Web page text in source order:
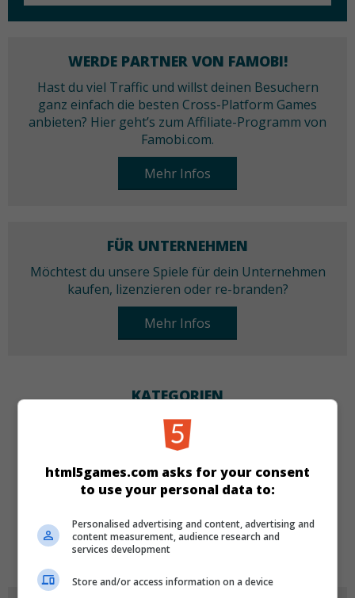
WERDE PARTNER VON FAMOBI!
Hast du viel Traffic und willst deinen Besuchern
ganz einfach die besten Cross-Platform Games
anbieten? Hier geht’s zum Affiliate-Programm von
Famobi.com.
Mehr Infos
FÜR UNTERNEHMEN
Möchtest du unsere Spiele für dein Unternehmen
kaufen, lizenzieren oder re-branden?
Mehr Infos
KATEGORIEN
Skill
SPRACHEN
de tr en
html5games.com asks for your consent
to use your personal data to:
Personalised advertising and content, advertising and
content measurement, audience research and
services development
Store and/or access information on a device